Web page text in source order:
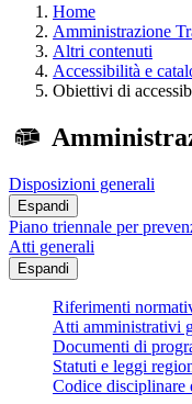
Home
Amministrazione
Altri contenuti
Accessibilità e
Obiettivi di
Disposizioni generali
Espandi
Piano triennale per
Atti generali
Espandi
Riferimenti
Atti amministrativi
Documenti di
Statuti e leggi
Codice disciplinare